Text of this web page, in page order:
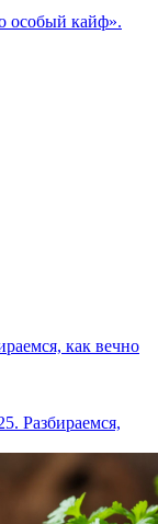
особый кайф».
как вечно
Разбираемся,